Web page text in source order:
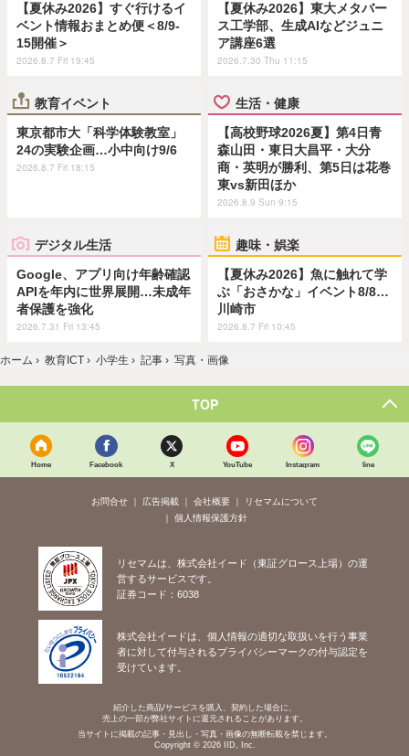
【夏休み2026】すぐ行けるイ
ベント情報おまとめ便＜8/9-
15開催＞
2026.8.7 Fri 19:45
【夏休み2026】東大メタバー
ス工学部、生成AIなどジュニ
ア講座6選
2026.7.30 Thu 11:15
教育イベント
東京都市大「科学体験教室」
24の実験企画…小中向け9/6
2026.8.7 Fri 18:15
生活・健康
【高校野球2026夏】第4日青
森山田・東日大昌平・大分
商・英明が勝利、第5日は花巻
東vs新田ほか
2026.8.9 Sun 9:15
デジタル生活
Google、アプリ向け年齢確認
APIを年内に世界展開…未成年
者保護を強化
2026.7.31 Fri 13:45
趣味・娯楽
【夏休み2026】魚に触れて学
ぶ「おさかな」イベント8/8…
川崎市
2026.8.7 Fri 10:45
ホーム › 教育ICT › 小学生 › 記事 › 写真・画像
TOP
Home Facebook X YouTube Instagram line
お問合せ 広告掲載 会社概要
リセマムについて
個人情報保護方針
リセマムは、株式会社イード（東証グロース上場）の運
営するサービスです。
証券コード：6038
株式会社イードは、個人情報の適切な取扱いを行う事業
者に対して付与されるプライバシーマークの付与認定を
受けています。
紹介した商品/サービスを購入、契約した場合に、
売上の一部が弊社サイトに還元されることがあります。
当サイトに掲載の記事・見出し・写真・画像の無断転載を禁じます。
Copyright © 2026 IID, Inc.